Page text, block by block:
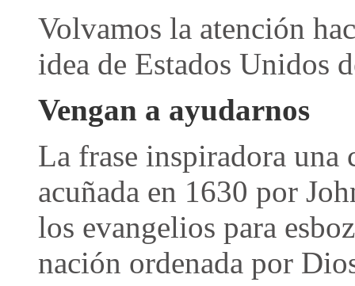
Volvamos la atención
idea de Estados Unidos
Vengan a ayudarnos
La frase inspiradora una
acuñada en 1630 por
los evangelios para
nación ordenada por